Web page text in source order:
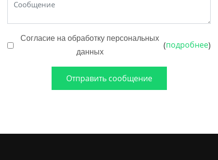
Согласие на обработку персональных
данных
(подробнее)
Отправить сообщение